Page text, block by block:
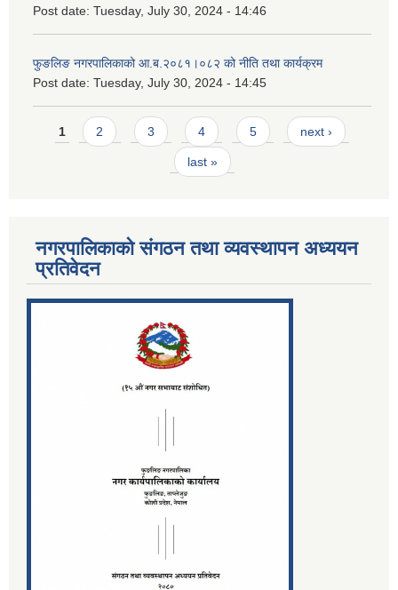
Post date: Tuesday, July 30, 2024 - 14:46
फुङलिङ नगरपालिकाको आ.ब.२०८१।०८२ को नीति तथा कार्यक्रम
Post date: Tuesday, July 30, 2024 - 14:45
Pages
1 2 3 4 5 next ›
last »
नगरपालिकाको संगठन तथा व्यवस्थापन अध्ययन
प्रतिवेदन